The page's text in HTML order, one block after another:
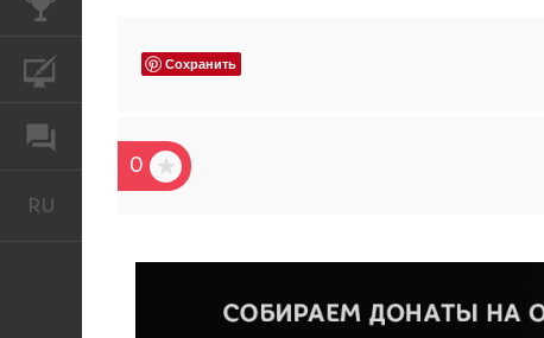
RU
Сохранить
0